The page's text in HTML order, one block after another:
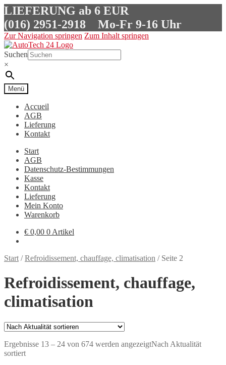
LIEFERUNG ab 6 EUR
(016) 2951-2918 Mo-Fr 9-16 Uhr
Zur Navigation springen Zum Inhalt springen
Suchen
×
Menü
Accueil
AGB
Lieferung
Kontakt
Start
AGB
Datenschutz-Bestimmungen
Kasse
Kontakt
Lieferung
Mein Konto
Warenkorb
€ 0,00 0 Artikel
Start /Refroidissement, chauffage, climatisation / Seite 2
Refroidissement, chauffage,
climatisation
Ergebnisse 13 – 24 von 674 werden angezeigtNach Aktualität
sortiert